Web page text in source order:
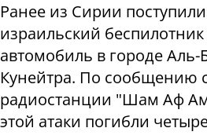
Ранее из Сирии
израильский беспилотник
автомобиль в городе Аль-
Кунейтра. По сообщению
радиостанции "Шам Аф
этой атаки погибли